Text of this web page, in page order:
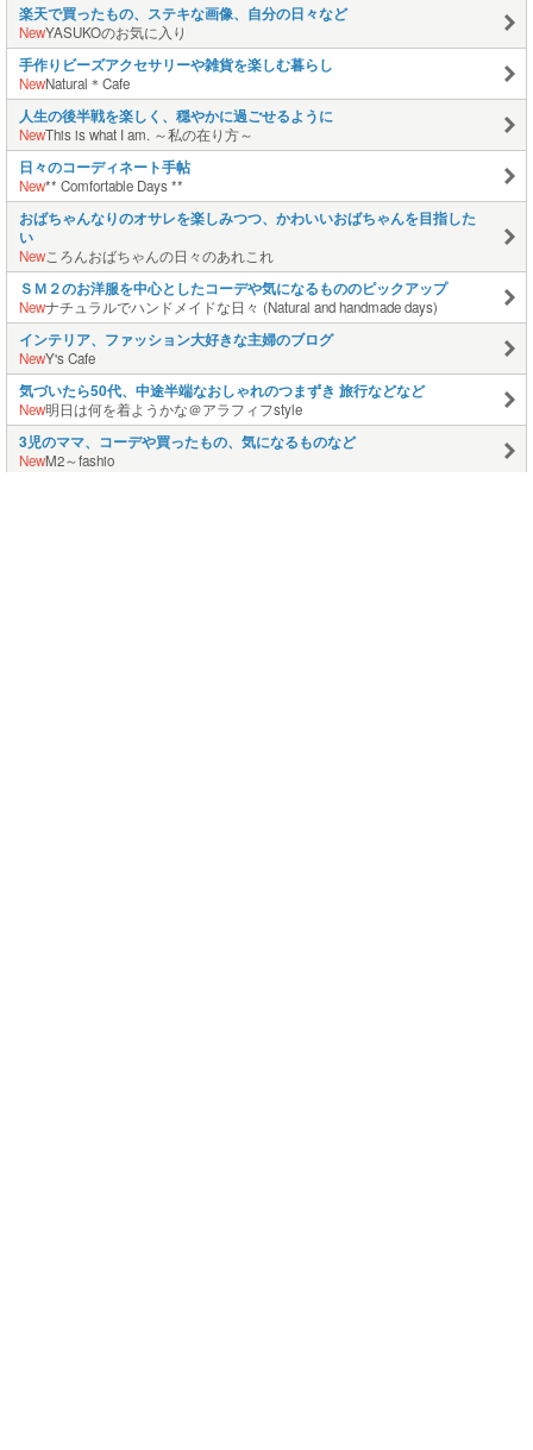
楽天で買ったもの、ステキな画像、自分の日々など
NewYASUKOのお気に入り
手作りビーズアクセサリーや雑貨を楽しむ暮らし
NewNatural＊Cafe
人生の後半戦を楽しく、穏やかに過ごせるように
NewThis is what I am. ～私の在り方～
日々のコーディネート手帖
New** Comfortable Days **
おばちゃんなりのオサレを楽しみつつ、かわいいおばちゃんを目指した
い
Newころんおばちゃんの日々のあれこれ
ＳＭ２のお洋服を中心としたコーデや気になるもののピックアップ
Newナチュラルでハンドメイドな日々 (Natural and handmade days)
インテリア、ファッション大好きな主婦のブログ
NewY's Cafe
気づいたら50代、中途半端なおしゃれのつまずき 旅行などなど
New明日は何を着ようかな＠アラフィフstyle
3児のママ、コーデや買ったもの、気になるものなど
NewM2～fashio